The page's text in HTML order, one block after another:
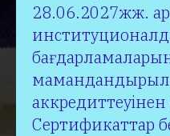
28.06.2027жж.
Сертификаттар